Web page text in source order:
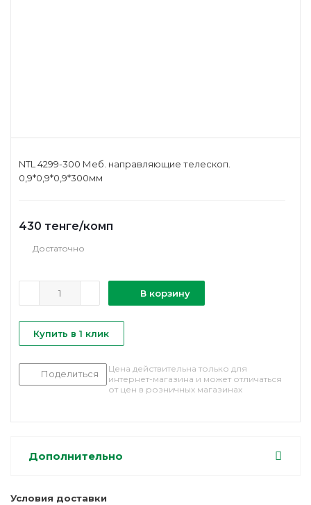
NTL 4299-300 Меб. направляющие телескоп.
0,9*0,9*0,9*300мм
430 тенге/комп
Достаточно
В корзину
Купить в 1 клик
Поделиться
Цена действительна только для
интернет-магазина и может отличаться
от цен в розничных магазинах
Дополнительно
Условия доставки